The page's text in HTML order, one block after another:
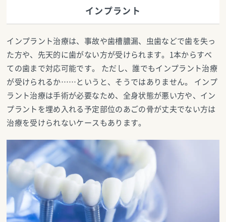
インプラント
インプラント治療は、事故や歯槽膿漏、虫歯などで歯を失っ
た方や、先天的に歯がない方が受けられます。1本からすべ
ての歯まで対応可能です。 ただし、誰でもインプラント治療
が受けられるか……というと、そうではありません。 インプ
ラント治療は手術が必要なため、全身状態が悪い方や、イン
プラントを埋め入れる予定部位のあごの骨が丈夫でない方は
治療を受けられないケースもあります。